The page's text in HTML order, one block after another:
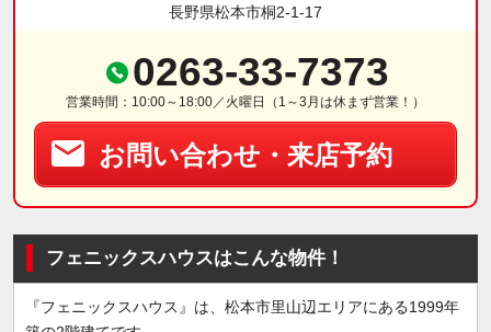
長野県松本市桐2-1-17
0263-33-7373
営業時間：10:00～18:00／火曜日（1～3月は休まず営業！）
お問い合わせ・来店予約
フェニックスハウスはこんな物件！
『フェニックスハウス』は、松本市里山辺エリアにある1999年